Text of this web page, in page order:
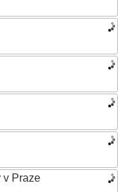
v Praze